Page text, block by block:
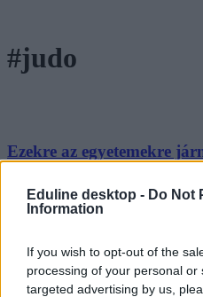
Eduline desktop - Do Not
Information
If you wish to opt-out of the
processing of your personal
targeted advertising by us,
#judo
Ezekre az egyetemekre
Mutatjuk, hogy a versenysport
Felsőoktatás
Székács Linda